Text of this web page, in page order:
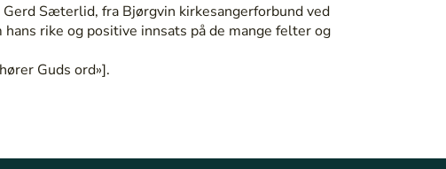
Sæterlid, fra Bjørgvin kirkesangerforbund ved
rike og positive innsats på de mange felter og
Guds ord»].